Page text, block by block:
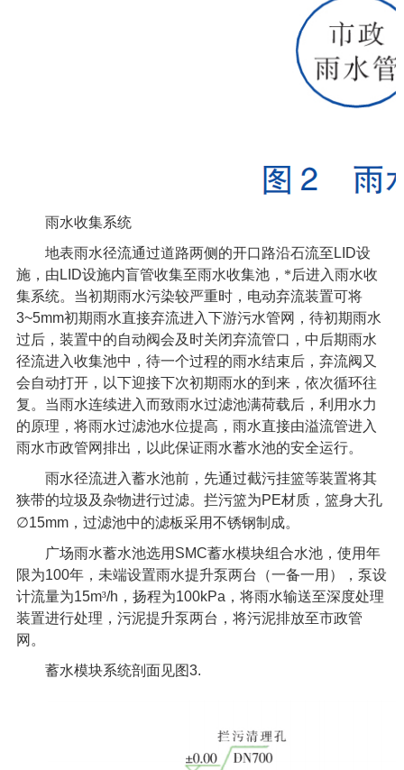
雨水收集系统
地表雨水径流通过道路两侧的开口路沿石流至 LID设
施，由 LID设施内盲管收集至雨水收集池，*后进入雨水收
集系统。当初期雨水污染较严重时，电动弃流装置可将
3~5mm初期雨水直接弃流进入下游污水管网，待初期雨水
过后，装置中的自动阀会及时关闭弃流管口，中后期雨水
径流进入收集池中，待一个过程的雨水结束后，弃流阀又
会自动打开，以下迎接下次初期雨水的到来，依次循环往
复。当雨水连续进入而致雨水过滤池满荷载后，利用水力
的原理，将雨水过滤池水位提高，雨水直接由溢流管进入
雨水市政管网排出，以此保证雨水蓄水池的安全运行。
雨水径流进入蓄水池前，先通过截污挂篮等装置将其
狭带的垃圾及杂物进行过滤。拦污篮为PE材质，篮身大孔
∅15mm，过滤池中的滤板采用不锈钢制成。
广场雨水蓄水池选用 SMC蓄水模块组合水池，使用年
限为100年，未端设置雨水提升泵两台（一备一用），泵设
计流量为15m³/h ，扬程为100kPa ，将雨水输送至深度处理
装置进行处理，污泥提升泵两台，将污泥排放至市政管
网。
蓄水模块系统剖面见图3.